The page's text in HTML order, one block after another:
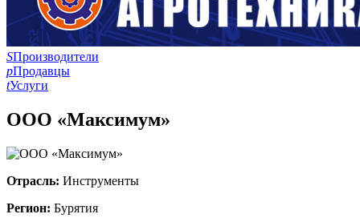
SПроизводители
pПродавцы
tУслуги
ООО «Максимум»
Отрасль: Инструменты
Регион: Бурятия